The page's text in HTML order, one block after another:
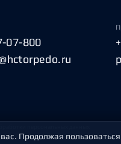
07-800
Продолжая